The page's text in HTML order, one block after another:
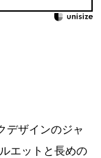
デザインのジャ
エットと長めの